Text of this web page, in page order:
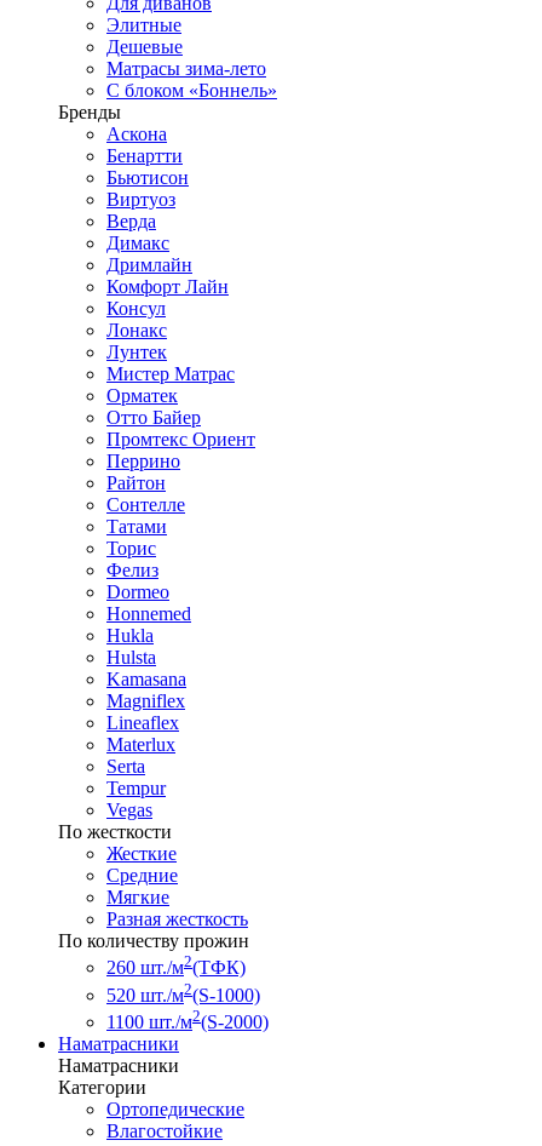
Элитные
Дешевые
Матрасы зима-лето
С блоком «Боннель»
Бренды
Аскона
Бенартти
Бьютисон
Виртуоз
Верда
Димакс
Дримлайн
Комфорт Лайн
Консул
Лонакс
Лунтек
Мистер Матрас
Орматек
Отто Байер
Промтекс Ориент
Перрино
Райтон
Сонтелле
Татами
Торис
Фелиз
Dormeo
Honnemed
Hukla
Hulsta
Kamasana
Magniflex
Lineaflex
Materlux
Serta
Tempur
Vegas
По жесткости
Жесткие
Средние
Мягкие
Разная жесткость
По количеству прожин
260 шт./м2(ТФК)
520 шт./м2(S-1000)
1100 шт./м2(S-2000)
Наматрасники
Наматрасники
Категории
Ортопедические
Влагостойкие